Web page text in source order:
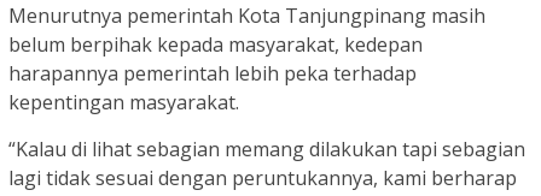
Menurutnya pemerintah Kota Tanjungpinang masih
belum berpihak kepada masyarakat, kedepan
harapannya pemerintah lebih peka terhadap
kepentingan masyarakat.
“Kalau di lihat sebagian memang dilakukan tapi sebagian
lagi tidak sesuai dengan peruntukannya, kami berharap